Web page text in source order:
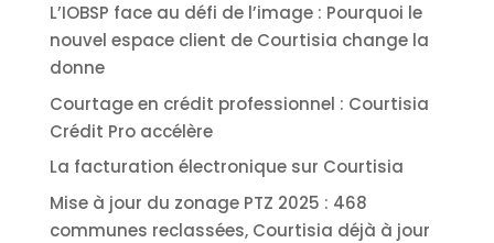
L’IOBSP face au défi de l’image : Pourquoi le
nouvel espace client de Courtisia change la
donne
Courtage en crédit professionnel : Courtisia
Crédit Pro accélère
La facturation électronique sur Courtisia
Mise à jour du zonage PTZ 2025 : 468
communes reclassées, Courtisia déjà à jour